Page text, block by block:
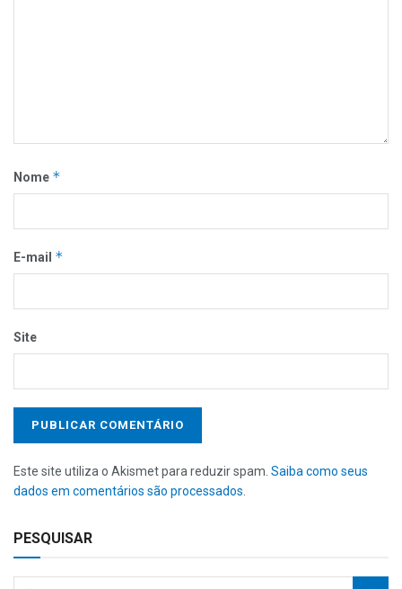
Nome *
E-mail *
Site
Este site utiliza o Akismet para reduzir spam. Saiba como seus
dados em comentários são processados
PESQUISAR